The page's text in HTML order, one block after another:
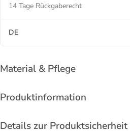
14 Tage Rückgaberecht
DE
Material & Pflege
Produktinformation
Details zur Produktsicherheit